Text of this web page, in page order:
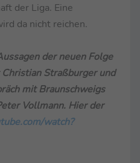
der Liga. Eine
da nicht reichen.
der neuen Folge
Christian Straßburger und
mit Braunschweigs
Vollmann. Hier der
watch?